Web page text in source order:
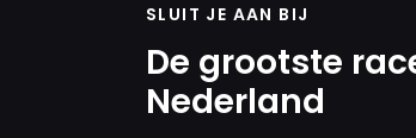
SLUIT JE AAN BIJ
De grootste
Nederland